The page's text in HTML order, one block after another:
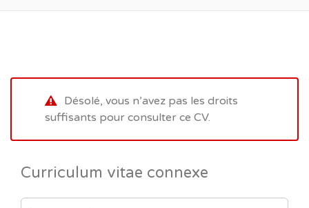
Désolé, vous n’avez pas les droits
suffisants pour consulter ce CV.
Curriculum vitae connexe